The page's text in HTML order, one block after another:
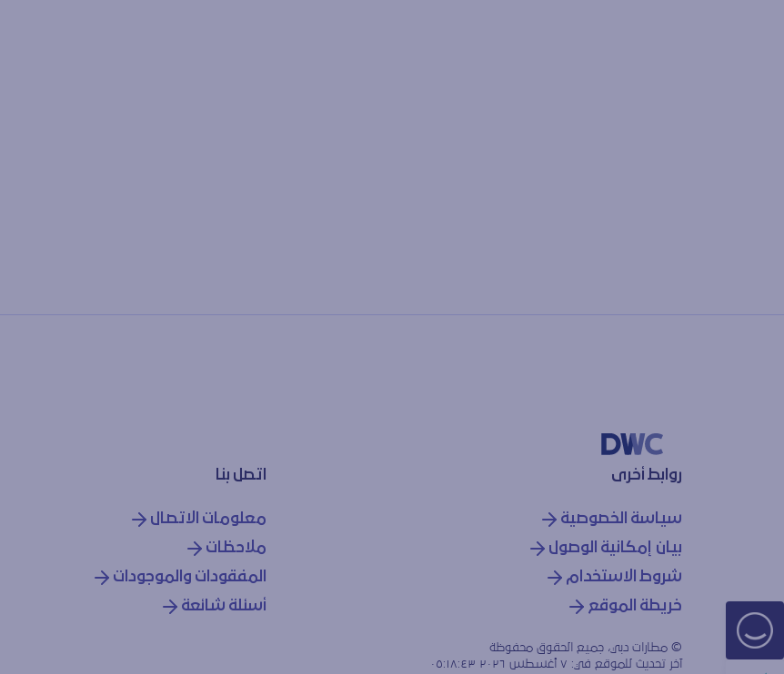
روابط أخرى
سياسة الخصوصية
بيان إمكانية الوصول
شروط الاستخدام
خريطة الموقع
اتصل بنا
معلومات الاتصال
ملاحظات
المفقودات والموجودات
أسئلة شائعة
© مطارات دبي، جميع الحقوق محفوظة
آخر تحديث للموقع في: ٧ أغسطس ٢٠٢٦ ٠٥:١٨:٤٣